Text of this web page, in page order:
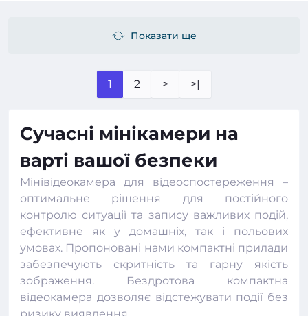
Показати ще
1 2 > >|
Сучасні мінікамери на
варті вашої безпеки
Мінівідеокамера для відеоспостереження –
оптимальне рішення для постійного
контролю ситуації та запису важливих подій,
ефективне як у домашніх, так і польових
умовах. Пропоновані нами компактні прилади
забезпечують скритність та гарну якість
зображення. Бездротова компактна
відеокамера дозволяє відстежувати події без
ризику виявлення.